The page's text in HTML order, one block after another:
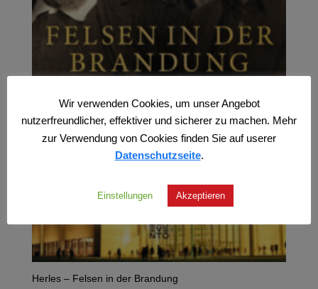
Herles – Felsen in der Brandung
Wir verwenden Cookies, um unser Angebot
nutzerfreundlicher, effektiver und sicherer zu machen. Mehr
zur Verwendung von Cookies finden Sie auf userer
Datenschutzseite.
Einstellungen Akzeptieren